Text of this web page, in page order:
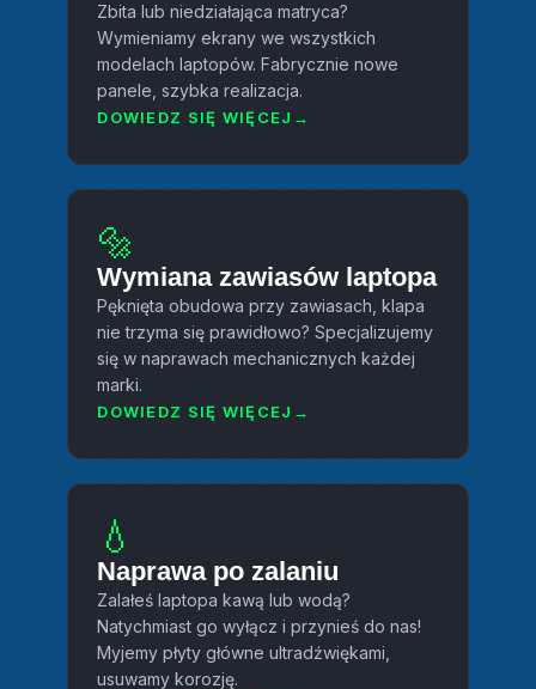
Zbita lub niedziałająca matryca?
Wymieniamy ekrany we wszystkich
modelach laptopów. Fabrycznie nowe
panele, szybka realizacja.
DOWIEDZ SIĘ WIĘCEJ
🔩
Wymiana zawiasów laptopa
Pęknięta obudowa przy zawiasach, klapa
nie trzyma się prawidłowo? Specjalizujemy
się w naprawach mechanicznych każdej
marki.
DOWIEDZ SIĘ WIĘCEJ
💧
Naprawa po zalaniu
Zalałeś laptopa kawą lub wodą?
Natychmiast go wyłącz i przynieś do nas!
Myjemy płyty główne ultradźwiękami,
usuwamy korozję.